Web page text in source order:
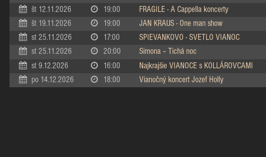
št 12.11.2026 19:00 FRAGILE - A Cappella koncerty
št 19.11.2026 19:00 JAN KRAUS - One man show
st 25.11.2026 17:00 SPIEVANKOVO - SVETLO VIANOC
st 25.11.2026 20:00 Simona – Tichá noc
st 9.12.2026 16:00 Najkrajšie VIANOCE s KOLLÁROVCAMI
po 14.12.2026 18:00 Vianočný koncert Jozef Holly